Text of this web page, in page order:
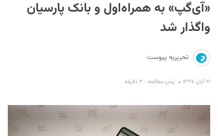
«آی‌گپ» به همراه‌اول و بانک پارسیان
واگذار شد
تحریریه پیوست
۲۱ آبان ۱۳۹۷ زمان مطالعه : ۳ دقیقه